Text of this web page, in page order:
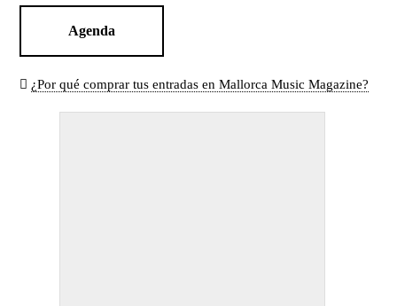
Agenda
¿Por qué comprar tus entradas en Mallorca Music Magazine?